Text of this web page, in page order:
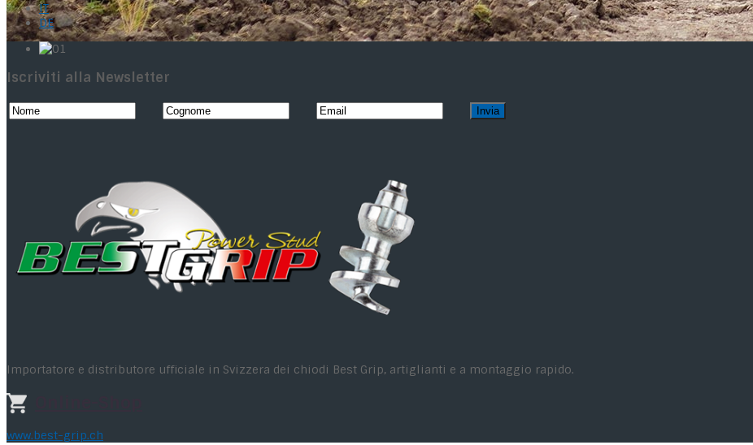
IT
DE
Iscriviti alla Newsletter
Importatore e distributore ufficiale in Svizzera dei chiodi Best Grip, artiglianti e a montaggio rapido.
www.best-grip.ch